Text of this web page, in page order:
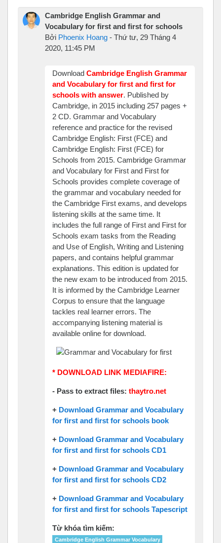
Cambridge English Grammar and
Vocabulary for first and first for schools
Bởi Phoenix Hoang - Thứ tư, 29 Tháng 4
2020, 11:45 PM
Download Cambridge English Grammar
and Vocabulary for first and first for
schools with answer. Published by
Cambridge, in 2015 including 257 pages +
2 CD. Grammar and Vocabulary
reference and practice for the revised
Cambridge English: First (FCE) and
Cambridge English: First (FCE) for
Schools from 2015. Cambridge Grammar
and Vocabulary for First and First for
Schools provides complete coverage of
the grammar and vocabulary needed for
the Cambridge First exams, and develops
listening skills at the same time. It
includes the full range of First and First for
Schools exam tasks from the Reading
and Use of English, Writing and Listening
papers, and contains helpful grammar
explanations. This edition is updated for
the new exam to be introduced from 2015.
It is informed by the Cambridge Learner
Corpus to ensure that the language
tackles real learner errors. The
accompanying listening material is
available online for download.
* DOWNLOAD LINK MEDIAFIRE:
- Pass to extract files: thaytro.net
+ Download Grammar and Vocabulary
for first and first for schools book
+ Download Grammar and Vocabulary
for first and first for schools CD1
+ Download Grammar and Vocabulary
for first and first for schools CD2
+ Download Grammar and Vocabulary
for first and first for schools Tapescript
Từ khóa tìm kiếm:
Cambridge English Grammar Vocabulary